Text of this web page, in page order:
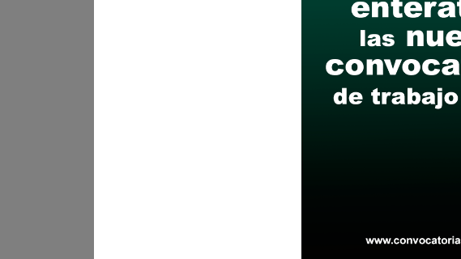
y/o Ingeniería Industrial.
24/04/2026